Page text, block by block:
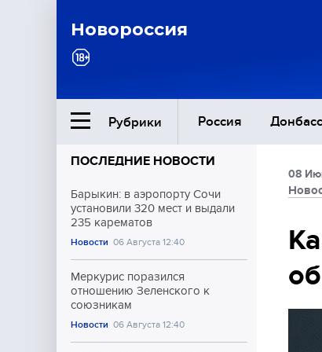
Новороссия
Рубрики Россия Донбасс
Ближний Восток
Общество
Культура
ПОСЛЕДНИЕ НОВОСТИ
Барыкин: в аэропорту Сочи
установили 320 мест и выдали
235 карематов
Новости 06 Августа 12:40
Меркурис поразился
отношению Зеленского к
союзникам
Новости 06 Августа 12:40
08